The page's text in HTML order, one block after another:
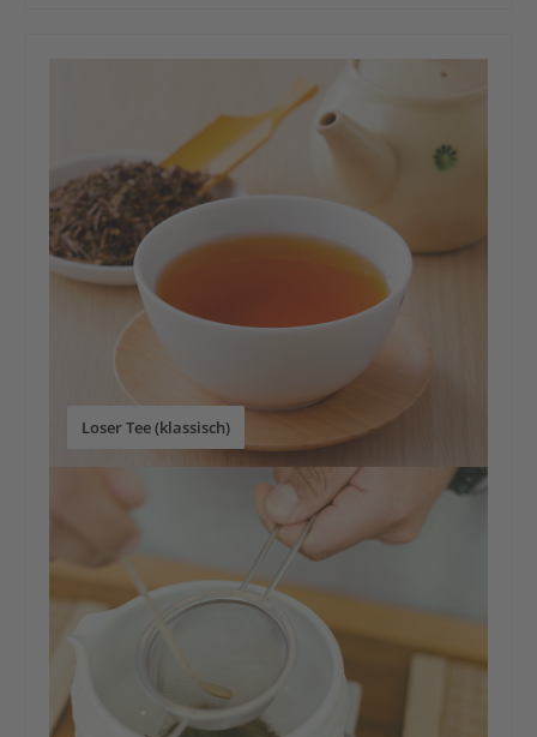
Loser Tee (klassisch)